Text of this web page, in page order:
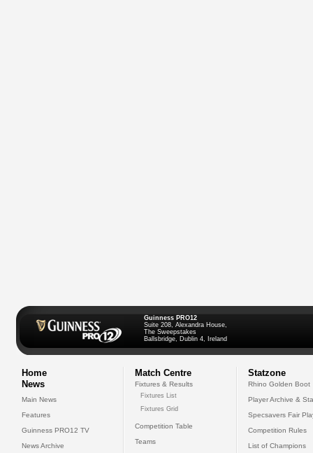
Guinness PRO12
Suite 208, Alexandra House,
The Sweepstakes
Ballsbridge, Dublin 4, Ireland
Home
News
Main News
Features
Guinness PRO12 TV
News Archive
Match Centre
Fixtures & Results
Fixtures List
Fixtures Grid
Competition Table
Teams
Statzone
Rhino Golden Boot
Player Archive &
Specsavers Fair
Competition Rules
List of Champions